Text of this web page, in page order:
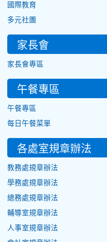
國際教育
多元社團
家長會
家長會專區
午餐專區
午餐專區
每日午餐菜單
各處室規章辦法
教務處規章辦法
學務處規章辦法
總務處規章辦法
輔導室規章辦法
人事室規章辦法